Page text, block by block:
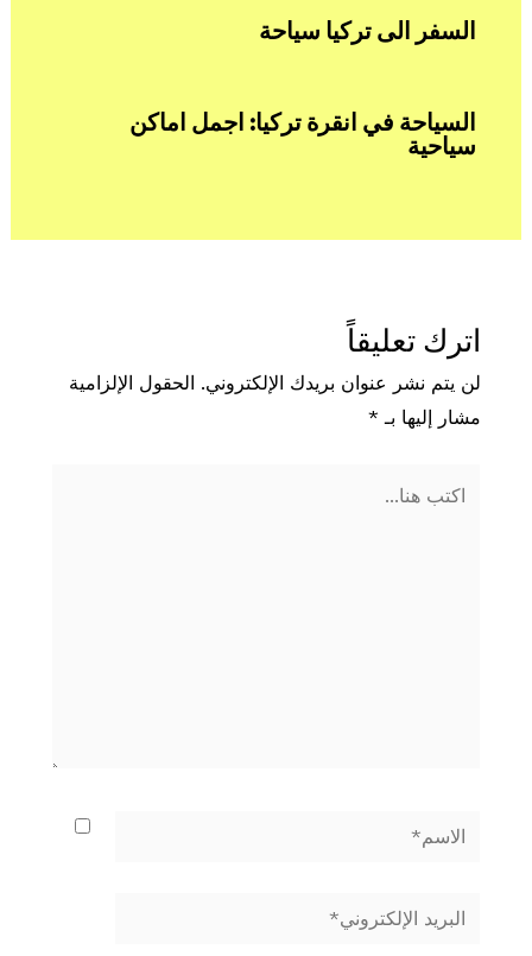
السفر الى تركيا سياحة
السياحة في انقرة تركيا: اجمل اماكن
سياحية
اترك تعليقاً
لن يتم نشر عنوان بريدك الإلكتروني. الحقول الإلزامية
مشار إليها بـ *
الاسم*
البريد